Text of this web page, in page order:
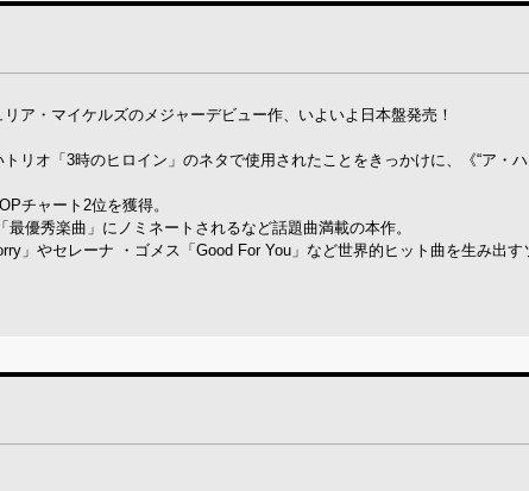
ア・マイケルズのメジャーデビュー作、いよいよ日本盤発売！
リオ「3時のヒロイン」のネタで使用されたことをきっかけに、《“ア・ハ
チャート2位を獲得。
優秀楽曲」にノミネートされるなど話題曲満載の本作。
」やセレーナ ・ゴメス「Good For You」など世界的ヒット曲を生み出す